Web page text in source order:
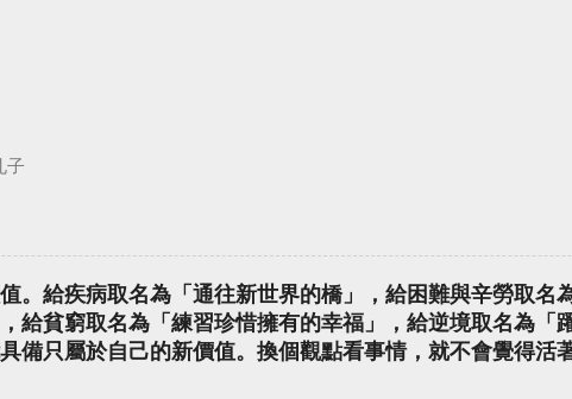
子
。給疾病取名為「通往新世界的橋」，給困難與辛勞取名
給貧窮取名為「練習珍惜擁有的幸福」，給逆境取名為「
備只屬於自己的新價值。換個觀點看事情，就不會覺得活